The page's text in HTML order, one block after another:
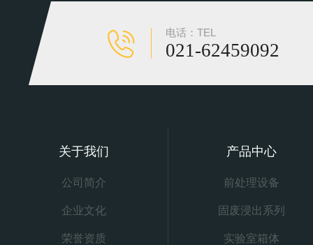
电话：TEL
021-62459092
关于我们
公司简介
企业文化
荣誉资质
产品中心
前处理设备
固废浸出系列
实验室箱体